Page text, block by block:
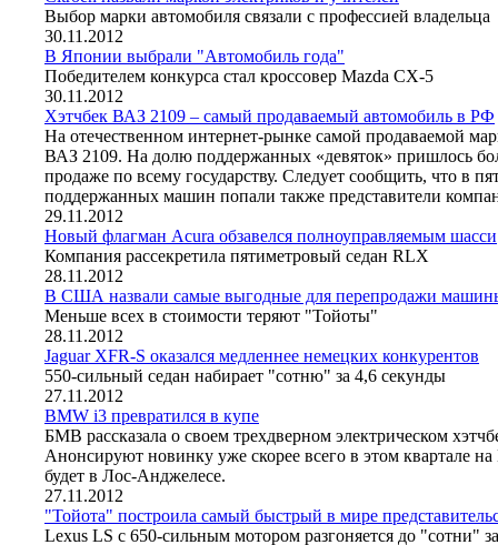
Выбор марки автомобиля связали с профессией владельца
30.11.2012
В Японии выбрали "Автомобиль года"
Победителем конкурса стал кроссовер Mazda CX-5
30.11.2012
Хэтчбек ВАЗ 2109 – самый продаваемый автомобиль в РФ
На отечественном интернет-рынке самой продаваемой
ВАЗ 2109. На долю поддержанных «девяток» пришлось
продаже по всему государству. Следует сообщить, что в
поддержанных машин попали также представители
29.11.2012
Новый флагман Acura обзавелся полноуправляемым шасси
Компания рассекретила пятиметровый седан RLX
28.11.2012
В США назвали самые выгодные для перепродажи
Меньше всех в стоимости теряют "Тойоты"
28.11.2012
Jaguar XFR-S оказался медленнее немецких конкурентов
550-сильный седан набирает "сотню" за 4,6 секунды
27.11.2012
BMW i3 превратился в купе
БМВ рассказала о своем трехдверном электрическом
Анонсируют новинку уже скорее всего в этом квартале
будет в Лос-Анджелесе.
27.11.2012
"Тойота" построила самый быстрый в мире
Lexus LS с 650-сильным мотором разгоняется до "сотни"